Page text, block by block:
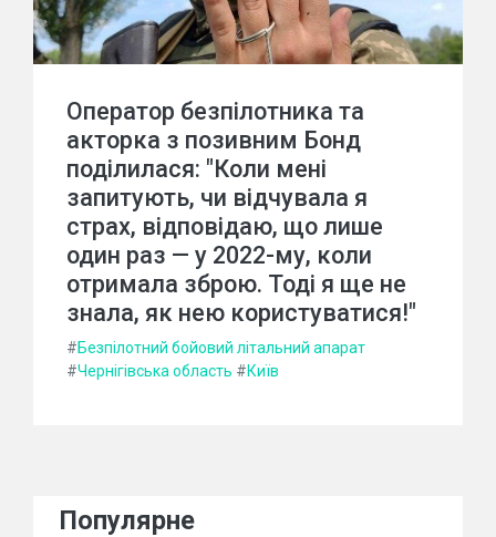
Оператор безпілотника та
акторка з позивним Бонд
поділилася: "Коли мені
запитують, чи відчувала я
страх, відповідаю, що лише
один раз — у 2022-му, коли
отримала зброю. Тоді я ще не
знала, як нею користуватися!"
#Безпілотний бойовий літальний апарат
#Чернігівська область #Київ
Популярне